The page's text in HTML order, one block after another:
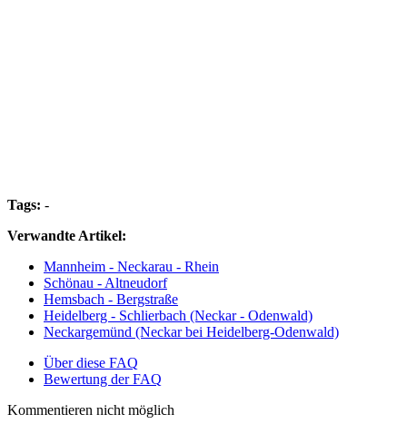
Tags: -
Verwandte Artikel:
Mannheim - Neckarau - Rhein
Schönau - Altneudorf
Hemsbach - Bergstraße
Heidelberg - Schlierbach (Neckar - Odenwald)
Neckargemünd (Neckar bei Heidelberg-Odenwald)
Über diese FAQ
Bewertung der FAQ
Kommentieren nicht möglich